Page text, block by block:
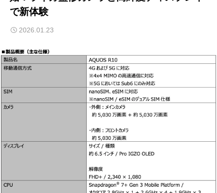
で新体験
2026.01.23